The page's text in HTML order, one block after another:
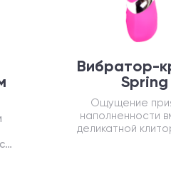
Вибратор-
Spring
Ощущение
наполненности
деликатной